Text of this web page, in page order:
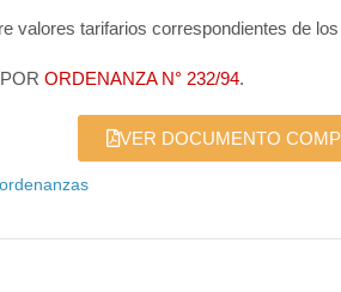
valores tarifarios correspondientes de
ORDENANZA N° 232/94.
VER DOCUMENTO
ordenanzas